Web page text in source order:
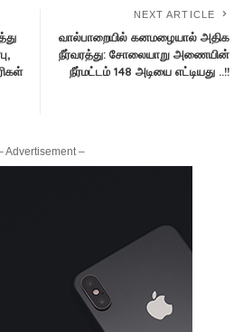
NEXT ARTICLE
வால்பாறையில் கனமழையால் அதிக
நீர்வரத்து: சோலையாறு அணையின்
நீர்மட்டம் 148 அடியை எட்டியது ..!!
Advertisement –